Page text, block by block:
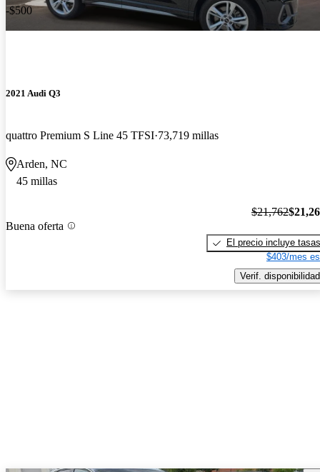
-$500
2021 Audi Q3
quattro Premium S Line 45 TFSI 73,719 millas
Arden, NC
45 millas
Buena oferta
$21,762
El precio incluye tasas
$403/mes
Verif. disponibilidad